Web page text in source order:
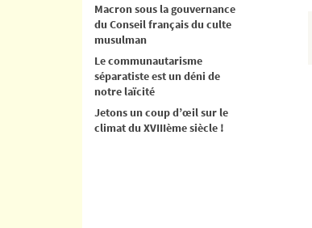
Macron sous la gouvernance
du Conseil français du culte
musulman
Le communautarisme
séparatiste est un déni de
notre laïcité
Jetons un coup d’œil sur le
climat du XVIIIème siècle !